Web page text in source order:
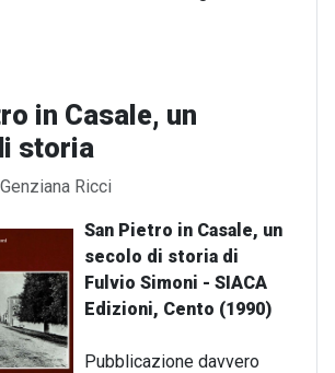
in Casale, un
storia
Genziana Ricci
San Pietro in Casale, un
secolo di storia di
Fulvio Simoni - SIACA
Edizioni, Cento (1990)
Pubblicazione davvero